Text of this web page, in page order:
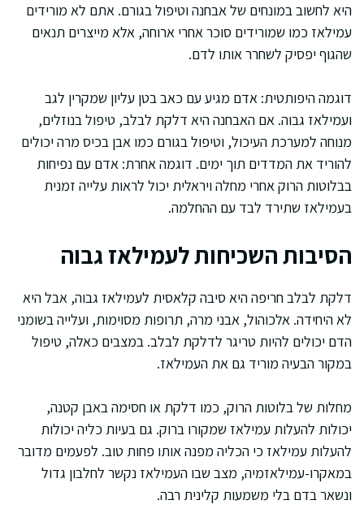
היא לחשוב במונחים של אבחנה וטיפול בגורם. אתם לא מורידים
עמילאז כמו שמורידים סוכר אחרי ארוחה, אלא מייצרים תנאים
שהגוף יפסיק לשחרר אותו לדם.
דוגמה היפותטית: אדם מגיע עם כאב בטן עליון שמקרין לגב
ועמילאז גבוה. אם האבחנה היא דלקת לבלב, טיפול בנוזלים,
מנוחה למערכת העיכול, וטיפול בגורם כמו אבן בכיס מרה יכולים
להוריד את המדדים תוך ימים. דוגמה אחרת: אדם עם נפיחות
בבלוטות הרוק אחרי מחלה ויראלית יכול לראות עלייה זמנית
בעמילאז שתירד לבד עם ההחלמה.
הסיבות השכיחות לעמילאז גבוה
דלקת לבלב חריפה היא סיבה קלאסית לעמילאז גבוה, אבל היא
לא היחידה. אלכוהול, אבני מרה, תרופות מסוימות, ועלייה בשומני
הדם יכולים להיות טריגר לדלקת לבלב. במצבים כאלה, טיפול
במקור הבעיה מוריד גם את העמילאז.
מחלות של בלוטות הרוק, כמו דלקת או חסימה באבן קטנה,
יכולות להעלות עמילאז שמקורו ברוק. גם בעיות כליה יכולות
להעלות עמילאז כי הכליה מפנה אותו פחות טוב. לפעמים מדובר
במאקרו-עמילאזמיה, מצב שבו העמילאז נקשר לחלבון גדול
ונשאר בדם בלי משמעות קלינית רבה.